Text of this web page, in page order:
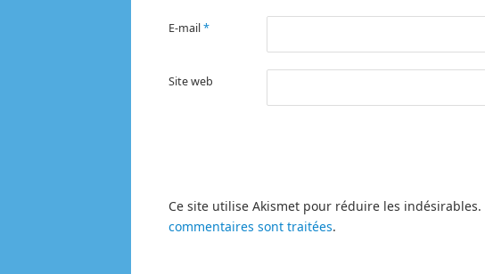
E-mail*
Site web
Ce site utilise Akismet pour réduire les indésirables.
commentaires sont traitées.